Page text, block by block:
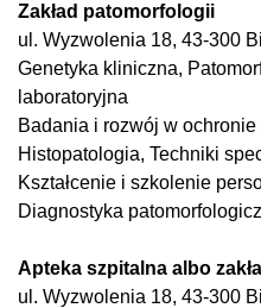
Zakład patomorfologii
ul. Wyzwolenia 18, 43-300
Genetyka kliniczna,
laboratoryjna
Badania i rozwój w
Histopatologia, Techniki
Kształcenie i szkolenie
Diagnostyka
Apteka szpitalna albo
ul. Wyzwolenia 18, 43-300